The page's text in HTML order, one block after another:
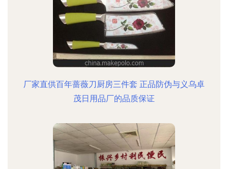
厂家直供百年蔷薇刀厨房三件套 正品防伪与义乌卓
茂日用品厂的品质保证